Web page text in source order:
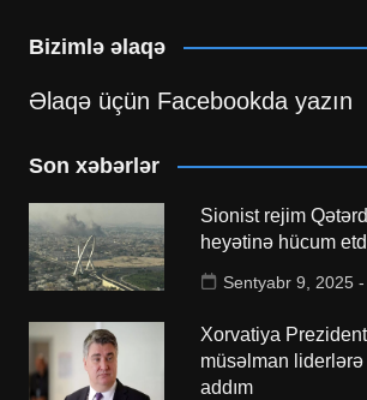
Bizimlə əlaqə
Əlaqə üçün Facebookda yazın
Son xəbərlər
Sionist rejim
heyətinə hücum
Sentyabr 9, 2025
Xorvatiya
müsəlman
addım